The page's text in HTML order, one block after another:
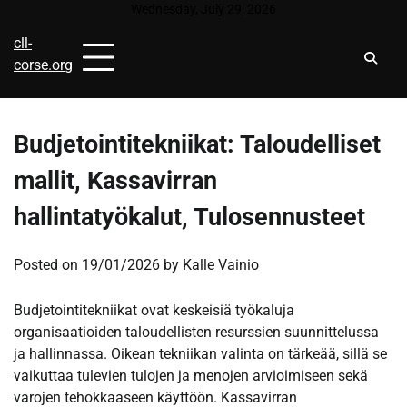
content
cll-
corse.org
Budjetointitekniikat: Taloudelliset
mallit, Kassavirran
hallintatyökalut, Tulosennusteet
Posted on 19/01/2026 by Kalle Vainio
Budjetointitekniikat ovat keskeisiä työkaluja
organisaatioiden taloudellisten resurssien suunnittelussa
ja hallinnassa. Oikean tekniikan valinta on tärkeää, sillä se
vaikuttaa tulevien tulojen ja menojen arvioimiseen sekä
varojen tehokkaaseen käyttöön. Kassavirran